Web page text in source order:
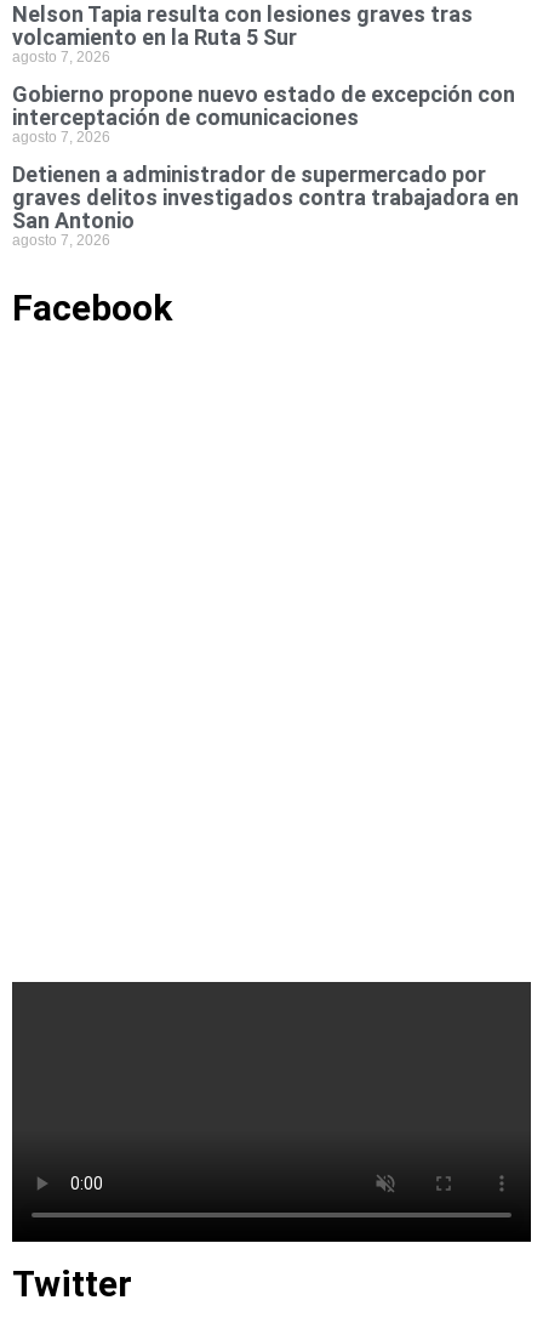
Nelson Tapia resulta con lesiones graves tras
volcamiento en la Ruta 5 Sur
agosto 7, 2026
Gobierno propone nuevo estado de excepción con
interceptación de comunicaciones
agosto 7, 2026
Detienen a administrador de supermercado por
graves delitos investigados contra trabajadora en
San Antonio
agosto 7, 2026
Facebook
Twitter